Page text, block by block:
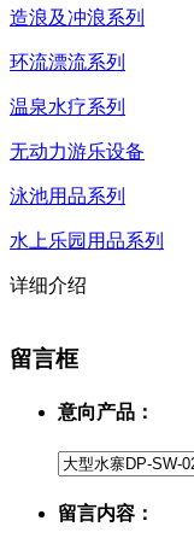
造浪及冲浪系列
环流漂流系列
温泉水疗系列
无动力游乐设备
泳池用品系列
水上乐园用品系列
详细介绍
留言框
意向产品：
留言内容：